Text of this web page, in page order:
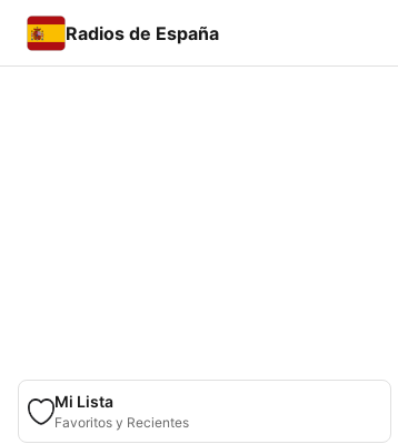
Radios de España
Mi Lista
Favoritos y Recientes